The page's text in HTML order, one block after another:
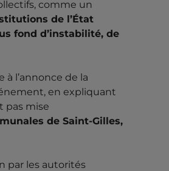
comme un
de l’État
fond d’instabilité, de
à l’annonce de la
en expliquant
pas mise
de Saint-Gilles,
par les autorités